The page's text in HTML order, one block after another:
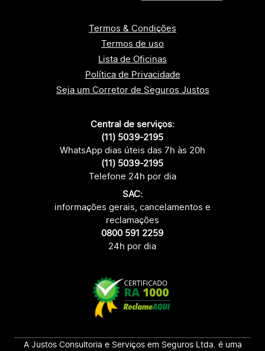
Termos & Condições
Termos de uso
Lista de Oficinas
Política de Privacidade
Seja um Corretor de Seguros Justos
Central de serviços:
(11) 5039-2195
WhatsApp dias úteis das 7h às 20h
(11) 5039-2195
Telefone 24h por dia
SAC:
informações gerais, cancelamentos e
reclamações
0800 591 2259
24h por dia
A Justos Consultoria e Serviços em Seguros Ltda. é uma